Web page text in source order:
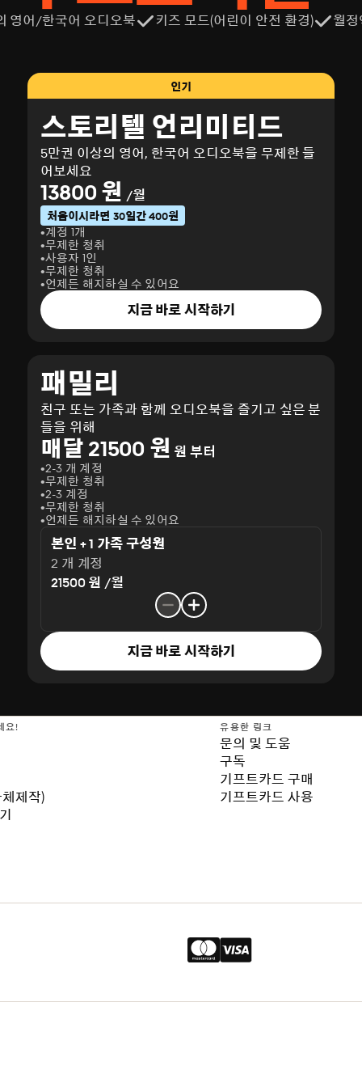
영어/한국어 오디오북 키즈 모드(어린이 안전 환경) 월정
인기
스토리텔 언리미티드
5만권 이상의 영어, 한국어 오디오북을 무제한 들
어보세요
13800 원 /월
처음이시라면 30일간 400원
계정 1개
무제한 청취
사용자 1인
무제한 청취
언제든 해지하실 수 있어요
지금 바로 시작하기
패밀리
친구 또는 가족과 함께 오디오북을 즐기고 싶은 분
들을 위해
매달 21500 원 원 부터
2-3 개 계정
무제한 청취
2-3 계정
무제한 청취
언제든 해지하실 수 있어요
본인 + 1 가족 구성원
2 개 계정
21500 원 /월
지금 바로 시작하기
요!
제작)
유용한 링크
문의 및 도움
구독
기프트카드 구매
기프트카드 사용